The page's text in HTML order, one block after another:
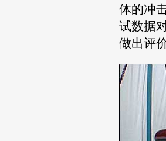
体的冲
试数据
做出评